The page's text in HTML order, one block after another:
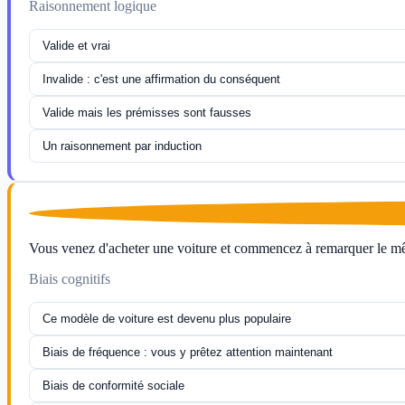
Raisonnement logique
Valide et vrai
Invalide : c'est une affirmation du conséquent
Valide mais les prémisses sont fausses
Un raisonnement par induction
Vous venez d'acheter une voiture et commencez à remarquer le
Biais cognitifs
Ce modèle de voiture est devenu plus populaire
Biais de fréquence : vous y prêtez attention maintenant
Biais de conformité sociale